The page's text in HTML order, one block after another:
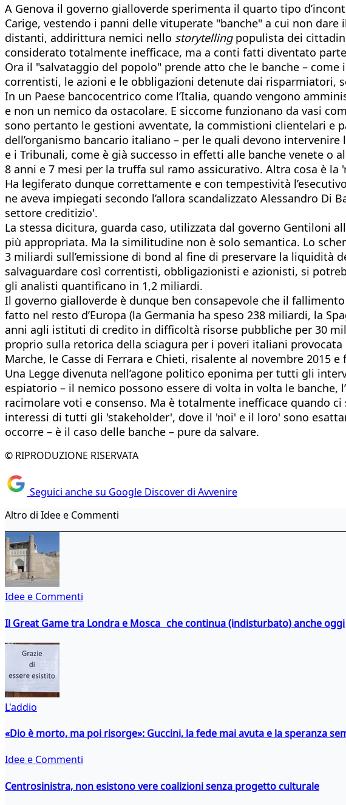
A Genova il governo gialloverde sperimenta il quarto tipo
Carige, vestendo i panni delle vituperate "banche" a cui non
distanti, addirittura nemici nello storytellingpopulista dei
considerato totalmente inefficace, ma a conti fatti diventato
Ora il "salvataggio del popolo" prende atto che le banche –
correntisti, le azioni e le obbligazioni detenute dai
In un Paese bancocentrico come l’Italia, quando vengono
e non un nemico da ostacolare. E siccome funzionano da vasi
sono pertanto le gestioni avventate, la commistioni clientelari e
dell’organismo bancario italiano – per le quali devono
e i Tribunali, come è già successo in effetti alle banche venete o
8 anni e 7 mesi per la truffa sul ramo assicurativo. Altra cosa è la
Ha legiferato dunque correttamente e con tempestività
ne aveva impiegati secondo l’allora scandalizzato Alessandro
settore creditizio'.
La stessa dicitura, guarda caso, utilizzata dal governo Gentiloni
più appropriata. Ma la similitudine non è solo semantica. Lo
3 miliardi sull’emissione di bond al fine di preservare la liquidità
salvaguardare così correntisti, obbligazionisti e azionisti, si
gli analisti quantificano in 1,2 miliardi.
Il governo gialloverde è dunque ben consapevole che il
fatto nel resto d’Europa (la Germania ha speso 238 miliardi, la
anni agli istituti di credito in difficoltà risorse pubbliche per 30
proprio sulla retorica della sciagura per i poveri italiani
Marche, le Casse di Ferrara e Chieti, risalente al novembre 2015
Una Legge divenuta nell’agone politico eponima per tutti gli
espiatorio – il nemico possono essere di volta in volta le
racimolare voti e consenso. Ma è totalmente inefficace quando
interessi di tutti gli 'stakeholder', dove il 'noi' e il loro' sono
occorre – è il caso delle banche – pure da salvare.
© RIPRODUZIONE RISERVATA
Seguici anche su Google Discover di Avvenire
Altro di Idee e Commenti
Idee e Commenti
Il Great Game tra Londra e Mosca che continua (indisturbato) anche oggi
L'addio
«Dio è morto, ma poi risorge»: Guccini, la fede mai avuta e la speranza
Idee e Commenti
Centrosinistra, non esistono vere coalizioni senza progetto culturale